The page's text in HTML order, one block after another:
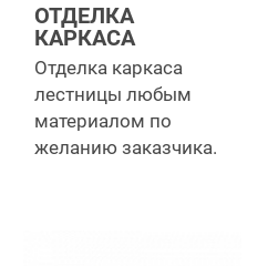
ОТДЕЛКА
КАРКАСА
Отделка каркаса
лестницы любым
материалом по
желанию заказчика.